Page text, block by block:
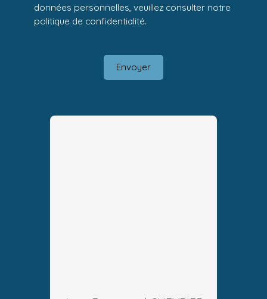
données personnelles, veuillez consulter notre
politique de confidentialité.
Envoyer